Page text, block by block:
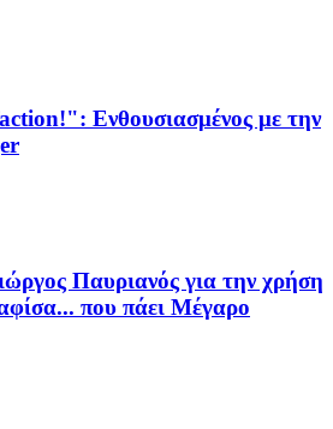
Ενθουσιασμένος με την
Παυριανός για την χρήση
που πάει Μέγαρο